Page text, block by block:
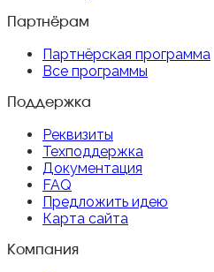
Партнёрам
Партнёрская программа
Все программы
Поддержка
Реквизиты
Техподдержка
Документация
FAQ
Предложить идею
Карта сайта
Компания